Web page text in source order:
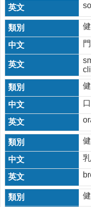
詢
網
站
連
結
相
關
連
結
健
康
運
動
飲
食
專
區